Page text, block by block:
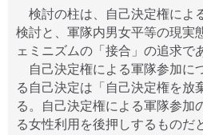
検討の柱は、自己決定権によ
検討と、軍隊内男女平等の現実
ェミニズムの「接合」の追求で
自己決定権による軍隊参加に
る自己決定は「自己決定権を放
る。自己決定権による軍隊参加
る女性利用を後押しするものだ